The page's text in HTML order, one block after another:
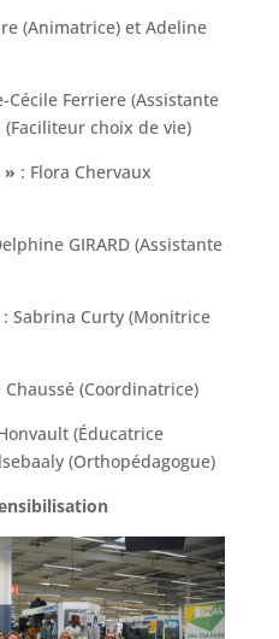
(Animatrice) et Adeline
Cécile Ferriere (Assistante
choix de vie)
» : Flora Chervaux
GIRARD (Assistante
Sabrina Curty (Monitrice
Chaussé (Coordinatrice)
(Éducatrice
(Orthopédagogue)